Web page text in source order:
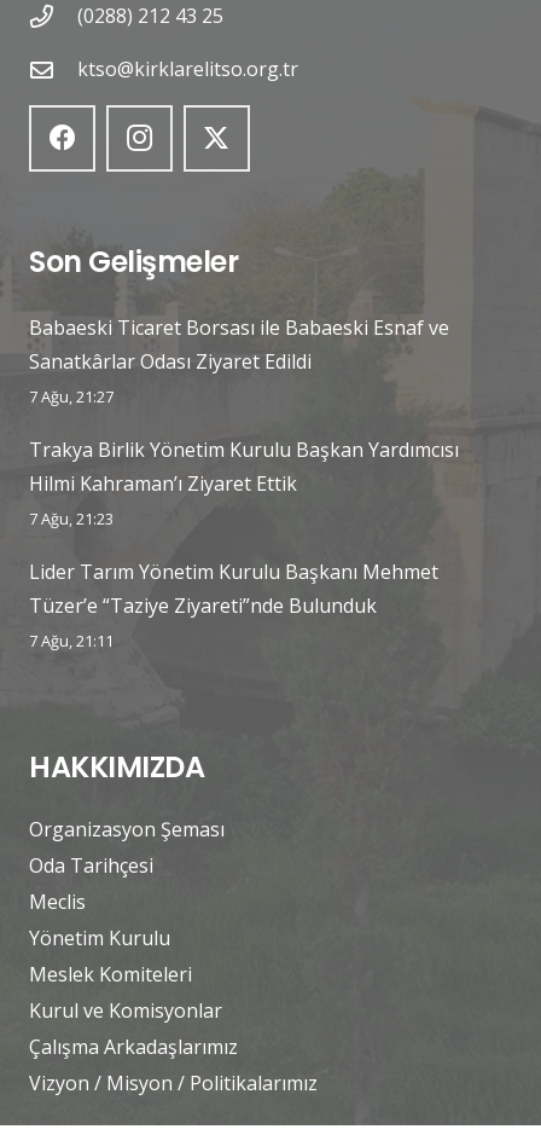
(0288) 212 43 25
ktso@kirklarelitso.org.tr
Son Gelişmeler
Babaeski Ticaret Borsası ile Babaeski Esnaf ve
Sanatkârlar Odası Ziyaret Edildi
7 Ağu, 21:27
Trakya Birlik Yönetim Kurulu Başkan Yardımcısı
Hilmi Kahraman’ı Ziyaret Ettik
7 Ağu, 21:23
Lider Tarım Yönetim Kurulu Başkanı Mehmet
Tüzer’e “Taziye Ziyareti”nde Bulunduk
7 Ağu, 21:11
HAKKIMIZDA
Organizasyon Şeması
Oda Tarihçesi
Meclis
Yönetim Kurulu
Meslek Komiteleri
Kurul ve Komisyonlar
Çalışma Arkadaşlarımız
Vizyon / Misyon / Politikalarımız